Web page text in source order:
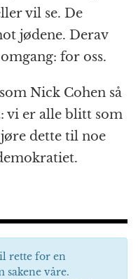
vil se. De
jødene. Derav
for oss.
Nick Cohen så
vi er alle blitt som
dette til noe
rette for en
sakene våre.